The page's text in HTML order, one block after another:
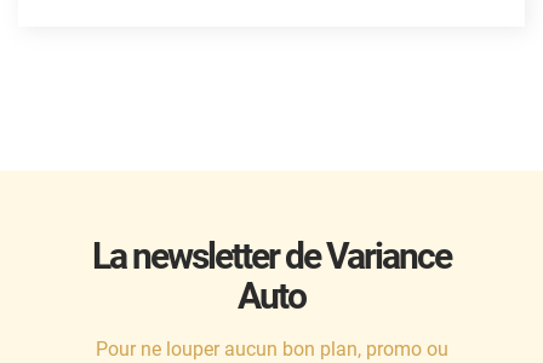
HoldenLa newsletter de Variance
Auto
Pour ne louper aucun bon plan, promo ou